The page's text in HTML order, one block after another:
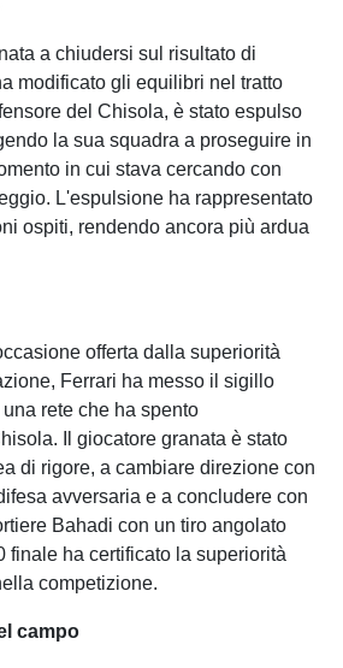
a chiudersi sul risultato di
modificato gli equilibri nel tratto
del Chisola, è stato espulso
la sua squadra a proseguire in
in cui stava cercando con
L'espulsione ha rappresentato
ospiti, rendendo ancora più ardua
offerta dalla superiorità
Ferrari ha messo il sigillo
rete che ha spento
Il giocatore granata è stato
di rigore, a cambiare direzione con
avversaria e a concludere con
Bahadi con un tiro angolato
finale ha certificato la superiorità
competizione.
campo